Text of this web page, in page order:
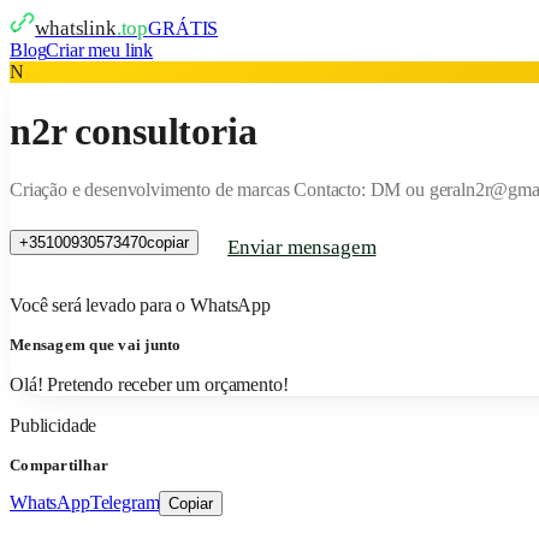
whatslink.topGRÁTIS
BlogCriar meu link
N
n2r consultoria
Criação e desenvolvimento de marcas Contacto: DM ou
+35100930573470copiar Enviar mensagem
Você será levado para o WhatsApp
Mensagem que vai junto
Olá! Pretendo receber um orçamento!
Publicidade
Compartilhar
WhatsAppTelegram Copiar